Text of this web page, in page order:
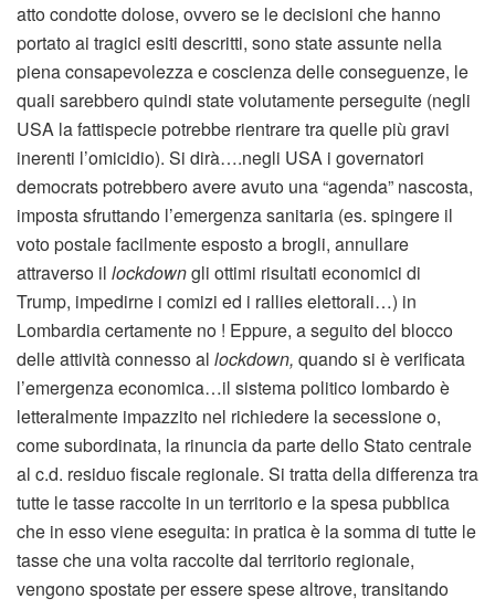
atto condotte dolose, ovvero se le decisioni che hanno
portato ai tragici esiti descritti, sono state assunte nella
piena consapevolezza e coscienza delle conseguenze, le
quali sarebbero quindi state volutamente perseguite (negli
USA la fattispecie potrebbe rientrare tra quelle più gravi
inerenti l’omicidio). Si dirà….negli USA i governatori
democrats potrebbero avere avuto una “agenda” nascosta,
imposta sfruttando l’emergenza sanitaria (es. spingere il
voto postale facilmente esposto a brogli, annullare
attraverso il lockdowngli ottimi risultati economici di
Trump, impedirne i comizi ed i rallies elettorali…) in
Lombardia certamente no ! Eppure, a seguito del blocco
delle attività connesso al lockdown, quando si è verificata
l’emergenza economica…il sistema politico lombardo è
letteralmente impazzito nel richiedere la secessione o,
come subordinata, la rinuncia da parte dello Stato centrale
al c.d. residuo fiscale regionale. Si tratta della differenza tra
tutte le tasse raccolte in un territorio e la spesa pubblica
che in esso viene eseguita: in pratica è la somma di tutte le
tasse che una volta raccolte dal territorio regionale,
vengono spostate per essere spese altrove, transitando